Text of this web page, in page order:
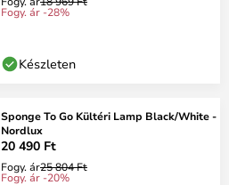
Fogy. ár -28%
Készleten
Sponge To Go Kültéri Lamp Black/White -
Nordlux
20 490 Ft
Fogy. ár25 804 Ft
Fogy. ár -20%